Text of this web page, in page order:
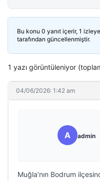
Bu konu 0 yanıt içerir, 1
tarafından güncellenmiştir.
1 yazı görüntüleniyor
04/06/2026: 1:42 am
A admin
Muğla’nın Bodrum